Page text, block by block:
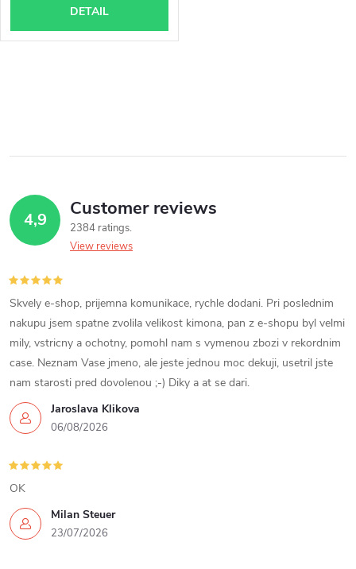
DETAIL
s
i
n
g
c
o
n
t
r
o
l
s
4,9 Customer reviews
2384 ratings
View reviews
Jaroslava Klikova
06/08/2026
Skvely e-shop, prijemna komunikace, rychle dodani. Pri poslednim
nakupu jsem spatne zvolila velikost kimona, pan z e-shopu byl velmi
mily, vstricny a ochotny, pomohl nam s vymenou zbozi v rekordnim
case. Neznam Vase jmeno, ale jeste jednou moc dekuji, usetril jste
nam starosti pred dovolenou ;-) Diky a at se dari.
Milan Steuer
23/07/2026
OK